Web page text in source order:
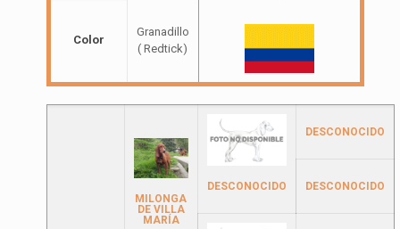
Color
Granadillo
( Redtick)
MILONGA
DE VILLA
MARÍA
DESCONOCIDO
DESCONOCIDO
DESCONOCIDO